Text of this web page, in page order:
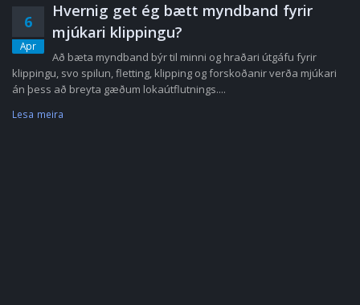
6
Apr
Hvernig get ég bætt myndband fyrir
mjúkari klippingu?
Að bæta myndband býr til minni og hraðari útgáfu fyrir
klippingu, svo spilun, fletting, klipping og forskoðanir verða mjúkari
án þess að breyta gæðum lokaútflutnings....
Lesa meira